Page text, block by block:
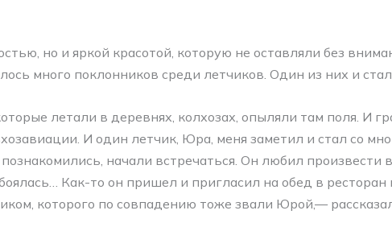
но и яркой красотой, которую не оставляли без
много поклонников среди летчиков. Один из них и стал
летали в деревнях, колхозах, опыляли там поля. И
И один летчик, Юра, меня заметил и стал со
начали встречаться. Он любил произвести
Как-то он пришел и пригласил на обед в
которого по совпадению тоже звали Юрой,—